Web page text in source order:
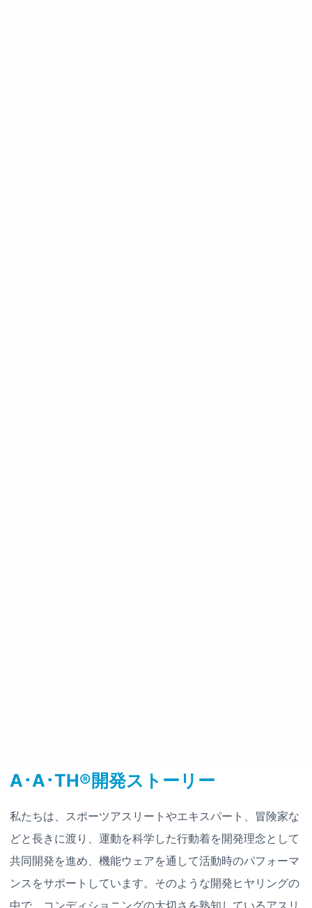
A･A･TH®開発ストーリー
私たちは、スポーツアスリートやエキスパート、冒険家な
どと長きに渡り、運動を科学した行動着を開発理念として
共同開発を進め、機能ウェアを通して活動時のパフォーマ
ンスをサポートしています。そのような開発ヒヤリングの
中で、コンディショニングの大切さを熟知しているアスリ